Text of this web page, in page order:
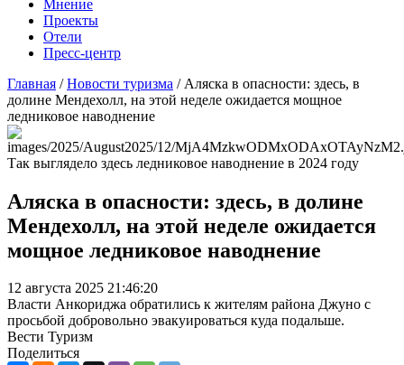
Мнение
Проекты
Отели
Пресс-центр
Главная /Новости туризма / Аляска в опасности: здесь, в
долине Мендехолл, на этой неделе ожидается мощное
ледниковое наводнение
Так выглядело здесь ледниковое наводнение в 2024 году
Аляска в опасности: здесь, в долине
Мендехолл, на этой неделе ожидается
мощное ледниковое наводнение
12 августа 2025 21:46:20
Власти Анкориджа обратились к жителям района Джуно с
просьбой добровольно эвакуироваться куда подальше.
Вести Туризм
Поделиться